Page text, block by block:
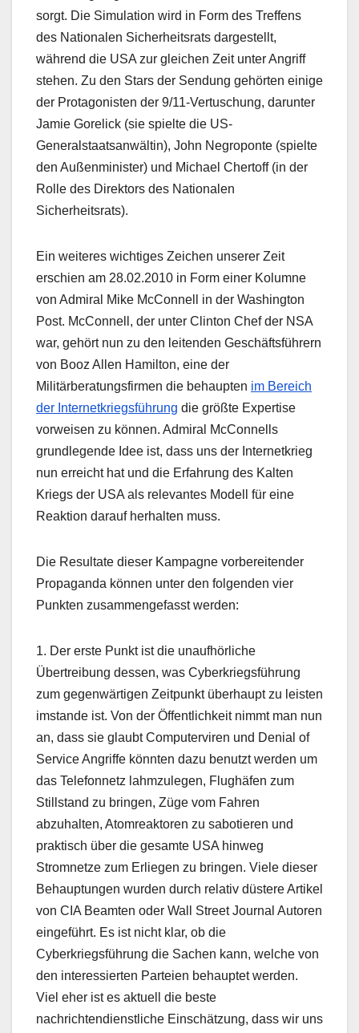
sorgt. Die Simulation wird in Form des Treffens
des Nationalen Sicherheitsrats dargestellt,
während die USA zur gleichen Zeit unter Angriff
stehen. Zu den Stars der Sendung gehörten einige
der Protagonisten der 9/11-Vertuschung, darunter
Jamie Gorelick (sie spielte die US-
Generalstaatsanwältin), John Negroponte (spielte
den Außenminister) und Michael Chertoff (in der
Rolle des Direktors des Nationalen
Sicherheitsrats).
Ein weiteres wichtiges Zeichen unserer Zeit
erschien am 28.02.2010 in Form einer Kolumne
von Admiral Mike McConnell in der Washington
Post. McConnell, der unter Clinton Chef der NSA
war, gehört nun zu den leitenden Geschäftsführern
von Booz Allen Hamilton, eine der
Militärberatungsfirmen die behaupten im Bereich
der Internetkriegsführung die größte Expertise
vorweisen zu können. Admiral McConnells
grundlegende Idee ist, dass uns der Internetkrieg
nun erreicht hat und die Erfahrung des Kalten
Kriegs der USA als relevantes Modell für eine
Reaktion darauf herhalten muss.
Die Resultate dieser Kampagne vorbereitender
Propaganda können unter den folgenden vier
Punkten zusammengefasst werden:
1. Der erste Punkt ist die unaufhörliche
Übertreibung dessen, was Cyberkriegsführung
zum gegenwärtigen Zeitpunkt überhaupt zu leisten
imstande ist. Von der Öffentlichkeit nimmt man nun
an, dass sie glaubt Computerviren und Denial of
Service Angriffe könnten dazu benutzt werden um
das Telefonnetz lahmzulegen, Flughäfen zum
Stillstand zu bringen, Züge vom Fahren
abzuhalten, Atomreaktoren zu sabotieren und
praktisch über die gesamte USA hinweg
Stromnetze zum Erliegen zu bringen. Viele dieser
Behauptungen wurden durch relativ düstere Artikel
von CIA Beamten oder Wall Street Journal Autoren
eingeführt. Es ist nicht klar, ob die
Cyberkriegsführung die Sachen kann, welche von
den interessierten Parteien behauptet werden.
Viel eher ist es aktuell die beste
nachrichtendienstliche Einschätzung, dass wir uns